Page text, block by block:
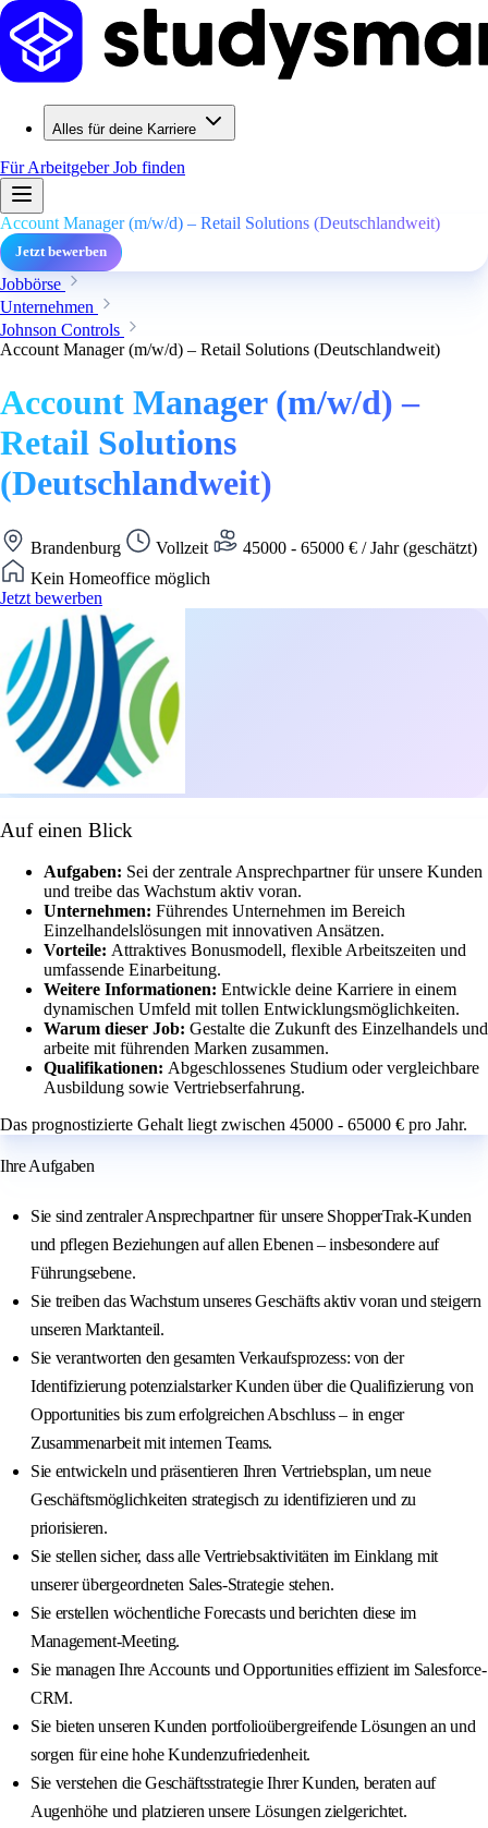
Alles für deine Karriere
Für ArbeitgeberJob finden
Account Manager (m/w/d) – Retail Solutions (Deutschlandweit)
Jetzt bewerben
Jobbörse
Unternehmen
Johnson Controls
Account Manager (m/w/d) – Retail Solutions (Deutschlandweit)
Account Manager (m/w/d) –
Retail Solutions
(Deutschlandweit)
Brandenburg Vollzeit
45000 - 65000 € / Jahr (geschätzt)
Kein Homeoffice möglich
Jetzt bewerben
Auf einen Blick
Aufgaben: Sei der zentrale Ansprechpartner für unsere Kunden
und treibe das Wachstum aktiv voran.
Unternehmen: Führendes Unternehmen im Bereich
Einzelhandelslösungen mit innovativen Ansätzen.
Vorteile: Attraktives Bonusmodell, flexible Arbeitszeiten und
umfassende Einarbeitung.
Weitere Informationen: Entwickle deine Karriere in einem
dynamischen Umfeld mit tollen Entwicklungsmöglichkeiten.
Warum dieser Job: Gestalte die Zukunft des Einzelhandels und
arbeite mit führenden Marken zusammen.
Qualifikationen: Abgeschlossenes Studium oder vergleichbare
Ausbildung sowie Vertriebserfahrung.
Das prognostizierte Gehalt liegt zwischen 45000 - 65000 € pro Jahr.
Ihre Aufgaben
Sie sind zentraler Ansprechpartner für unsere ShopperTrak-Kunden
und pflegen Beziehungen auf allen Ebenen – insbesondere auf
Führungsebene.
Sie treiben das Wachstum unseres Geschäfts aktiv voran und steigern
unseren Marktanteil.
Sie verantworten den gesamten Verkaufsprozess: von der
Identifizierung potenzialstarker Kunden über die Qualifizierung von
Opportunities bis zum erfolgreichen Abschluss – in enger
Zusammenarbeit mit internen Teams.
Sie entwickeln und präsentieren Ihren Vertriebsplan, um neue
Geschäftsmöglichkeiten strategisch zu identifizieren und zu
priorisieren.
Sie stellen sicher, dass alle Vertriebsaktivitäten im Einklang mit
unserer übergeordneten Sales-Strategie stehen.
Sie erstellen wöchentliche Forecasts und berichten diese im
Management-Meeting.
Sie managen Ihre Accounts und Opportunities effizient im Salesforce-
CRM.
Sie bieten unseren Kunden portfolioübergreifende Lösungen an und
sorgen für eine hohe Kundenzufriedenheit.
Sie verstehen die Geschäftsstrategie Ihrer Kunden, beraten auf
Augenhöhe und platzieren unsere Lösungen zielgerichtet.